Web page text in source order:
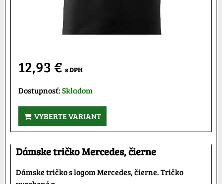
12,93 € s DPH
Dostupnosť:Skladom
VYBERTE VARIANT
Dámske tričko Mercedes, čierne
Dámske tričko s logom Mercedes, čierne. Tričko